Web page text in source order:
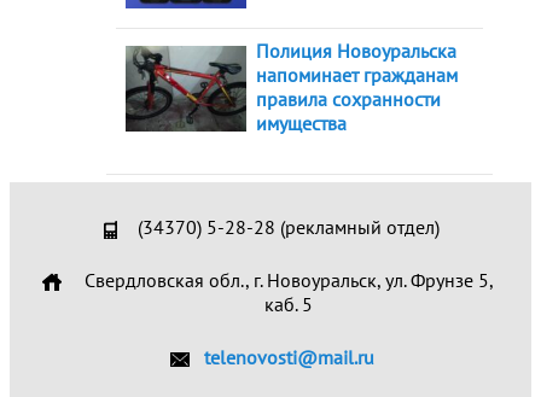
Полиция Новоуральска
напоминает гражданам
правила сохранности
имущества
(34370) 5-28-28 (рекламный отдел)
Свердловская обл., г. Новоуральск, ул. Фрунзе 5,
каб. 5
telenovosti@mail.ru